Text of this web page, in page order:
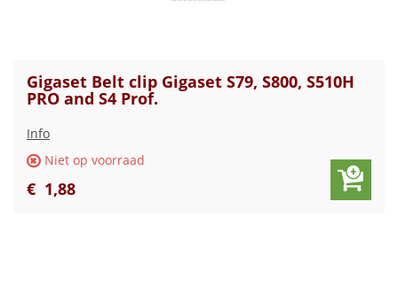
Gigaset Belt clip Gigaset S79, S800, S510H
PRO and S4 Prof.
Info
Niet op voorraad
€ 1,88